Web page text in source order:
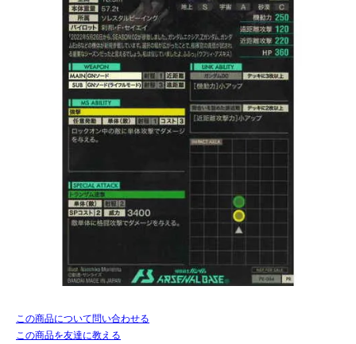
この商品について問い合わせる
この商品を友達に教える